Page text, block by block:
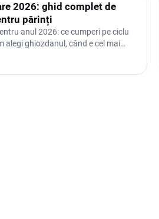
2026: ghid complet de
părinți
anul 2026: ce cumperi pe ciclu
alegi ghiozdanul, când e cel mai